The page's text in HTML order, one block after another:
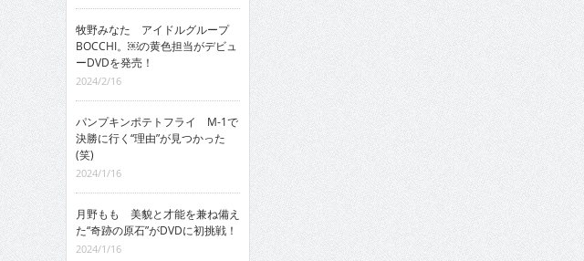
牧野みなた アイドルグループ
BOCCHI。￼の黄色担当がデビュ
ーDVDを発売！
2024/2/16
パンプキンポテトフライ M-1で
決勝に行く“理由”が見つかった
(笑)
2024/1/16
月野もも 美貌と才能を兼ね備え
た“奇跡の原石”がDVDに初挑戦！
2024/1/16